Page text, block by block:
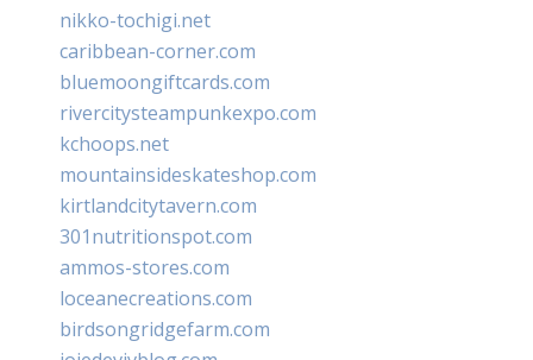
nikko-tochigi.net
caribbean-corner.com
bluemoongiftcards.com
rivercitysteampunkexpo.com
kchoops.net
mountainsideskateshop.com
kirtlandcitytavern.com
301nutritionspot.com
ammos-stores.com
loceanecreations.com
birdsongridgefarm.com